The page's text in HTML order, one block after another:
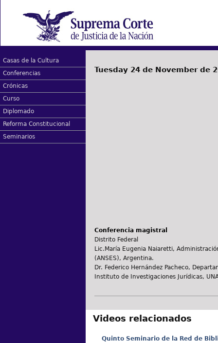
Casas de la Cultura
Conferencias
Crónicas
Curso
Diplomado
Reforma Constitucional
Seminarios
Tuesday 24 de November de
Conferencia magistral
Distrito Federal
Lic.María Eugenia Naiaretti,
(ANSES), Argentina.
Dr. Federico Hernández Pacheco,
Instituto de Investigaciones Jurídicas,
Videos relacionados
Quinto Seminario de la Red de